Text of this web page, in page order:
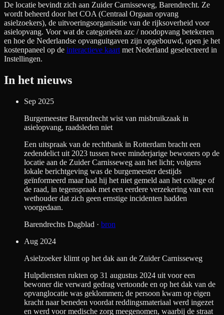
De locatie bevindt zich aan Zuider Carnisseweg, Barendrecht. Ze
wordt beheerd door het COA (Centraal Orgaan opvang
asielzoekers), de uitvoeringsorganisatie van de rijksoverheid voor
asielopvang. Voor wat de categorieën azc / noodopvang betekenen
en hoe de Nederlandse opvanguitgaven zijn opgebouwd, open je het
kostenpaneel op de interactieve kaart met Nederland geselecteerd in
Instellingen.
In het nieuws
Sep 2025
Burgemeester Barendrecht wist van misbruikzaak in
asielopvang, raadsleden niet
Een uitspraak van de rechtbank in Rotterdam bracht een
zedendelict uit 2023 tussen twee minderjarige bewoners op de
locatie aan de Zuider Carnisseweg aan het licht; volgens
lokale berichtgeving was de burgemeester destijds
geïnformeerd maar had hij het niet gemeld aan het college of
de raad, in tegenspraak met een eerdere verzekering van een
wethouder dat zich geen ernstige incidenten hadden
voorgedaan.
Barendrechts Dagblad · bron
Aug 2024
Asielzoeker klimt op het dak aan de Zuider Carnisseweg
Hulpdiensten rukten op 31 augustus 2024 uit voor een
bewoner die verward gedrag vertoonde en op het dak van de
opvanglocatie was geklommen; de persoon kwam op eigen
kracht naar beneden voordat reddingsmateriaal werd ingezet
en werd voor medische zorg meegenomen, waarbij de straat